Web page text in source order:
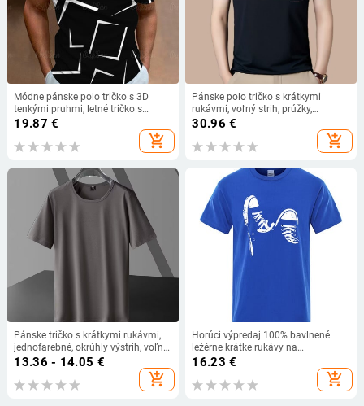
Módne pánske polo tričko s 3D
tenkými pruhmi, letné tričko s
krátkym rukávom a farebným
vzorom, ležérne pánske oblečenie
19.87 €
add_shopping_cart
Pánske polo tričko s krátkymi
rukávmi, voľný strih, prúžky,
bavlnená zmes
30.96 €
add_shopping_cart
Pánske tričko s krátkymi rukávmi,
jednofarebné, okrúhly výstrih, voľný
strih, Milk Silk s max. 30%
polyesteru, leto, mestský vzor
13.36 - 14.05 €
add_shopping_cart
Horúci výpredaj 100% bavlnené
ležérne krátke rukávy na
skateboarding topánky pánske
tričko letné priedušné oblečenie O-
výstrih nadrozmerné krátke rukávy
16.23 €
add_shopping_cart